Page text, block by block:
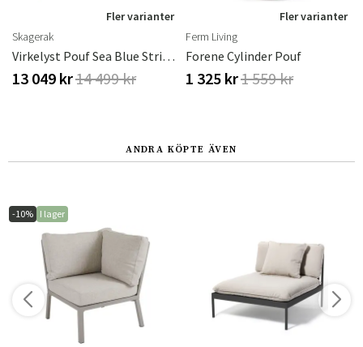
Fler varianter
Skagerak
Virkelyst Pouf Sea Blue Stripe Teak
13 049 kr14 499 kr
Fler varianter
Ferm Living
Forene Cylinder Pouf
1 325 kr1 559 kr
ANDRA KÖPTE ÄVEN
-10% I lager